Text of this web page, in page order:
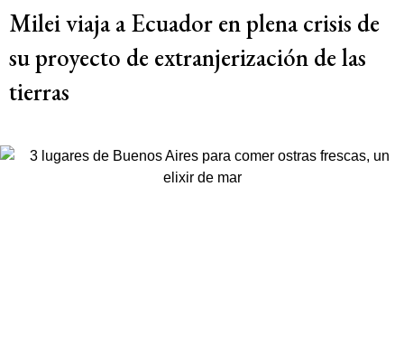
Milei viaja a Ecuador en plena crisis de
su proyecto de extranjerización de las
tierras